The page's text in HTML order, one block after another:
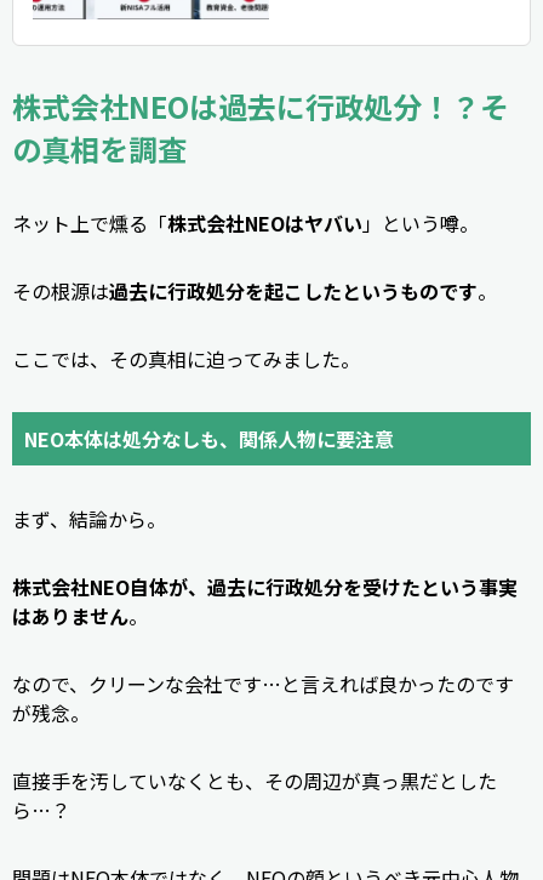
株式会社NEOは過去に行政処分！？そ
の真相を調査
ネット上で燻る「株式会社NEOはヤバい 」という噂。
その根源は過去に行政処分を起こしたというものです。
ここでは、その真相に迫ってみました。
NEO本体は処分なしも、関係人物に要注意
まず、結論から。
株式会社NEO自体が、過去に行政処分を受けたという事実
はありません。
なので、クリーンな会社です…と言えれば良かったのです
が残念。
直接手を汚していなくとも、その周辺が真っ黒だとした
ら…？